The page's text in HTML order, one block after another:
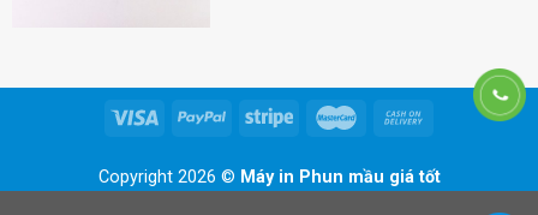
Copyright 2026 © Máy in Phun mầu giá tốt